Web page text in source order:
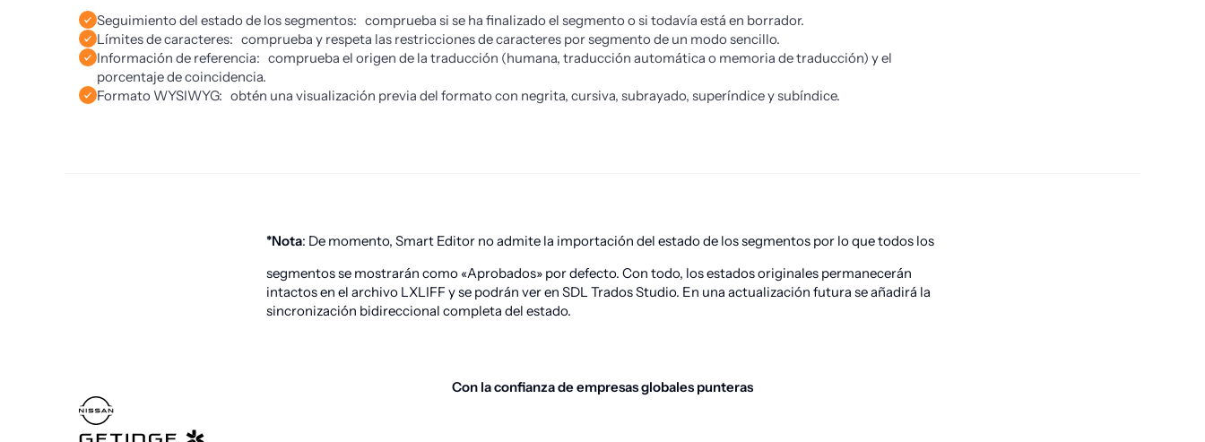
Seguimiento del estado de los segmentos: comprueba si se ha finalizado el segmento o si todavía está en borrador.
Límites de caracteres: comprueba y respeta las restricciones de caracteres por segmento de un modo sencillo.
Información de referencia: comprueba el origen de la traducción (humana, traducción automática o memoria de traducción) y el
porcentaje de coincidencia.
Formato WYSIWYG: obtén una visualización previa del formato con negrita, cursiva, subrayado, superíndice y subíndice.
*Nota: De momento, Smart Editor no admite la importación del estado de los segmentos por lo que todos los
segmentos se mostrarán como «Aprobados» por defecto. Con todo, los estados originales permanecerán
intactos en el archivo LXLIFF y se podrán ver en SDL Trados Studio. En una actualización futura se añadirá la
sincronización bidireccional completa del estado.
Con la confianza de empresas globales punteras